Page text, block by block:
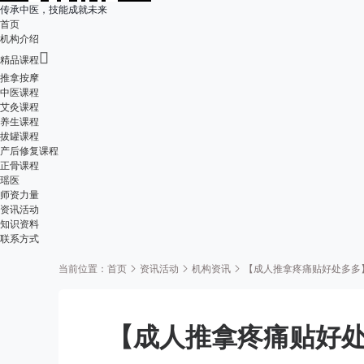
传承中医，技能成就未来
首页
机构介绍
精品课程
推拿按摩
中医课程
艾灸课程
养生课程
拔罐课程
产后修复课程
正骨课程
瑶医
师资力量
资讯活动
知识资料
联系方式
当前位置： 首页 资讯活动 机构资讯 【成人推拿疼痛贴好处多多】
【成人推拿疼痛贴好